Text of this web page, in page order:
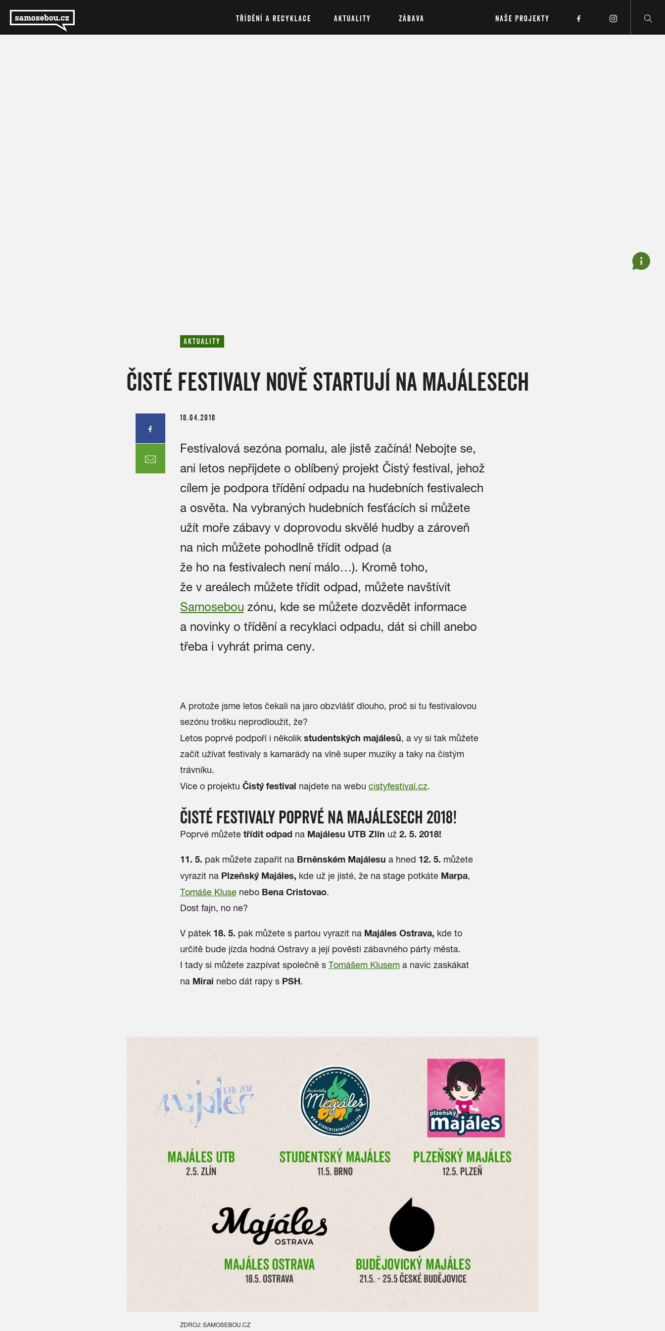
TŘÍDĚNÍ A RECYKLACE AKTUALITY ZÁBAVA NAŠE PROJEKTY
AKTUALITY
ČISTÉ FESTIVALY NOVĚ STARTUJÍ NA MAJÁLESECH
18.04.2018
Festivalová sezóna pomalu, ale jistě začíná! Nebojte se,
ani letos nepřijdete o oblíbený projekt Čistý festival, jehož
cílem je podpora třídění odpadu na hudebních festivalech
a osvěta. Na vybraných hudebních fesťácích si můžete
užít moře zábavy v doprovodu skvělé hudby a zároveň
na nich můžete pohodlně třídit odpad (a
že ho na festivalech není málo…). Kromě toho,
že v areálech můžete třídit odpad, můžete navštívit
Samosebou zónu, kde se můžete dozvědět informace
a novinky o třídění a recyklaci odpadu, dát si chill anebo
třeba i vyhrát prima ceny.
A protože jsme letos čekali na jaro obzvlášť dlouho, proč si tu festivalovou
sezónu trošku neprodloužit, že?
Letos poprvé podpoří i několik studentských majálesů, a vy si tak můžete
začít užívat festivaly s kamarády na vlně super muziky a taky na čistým
trávníku.
Více o projektu Čistý festival najdete na webu cistyfestival.cz.
ČISTÉ FESTIVALY POPRVÉ NA MAJÁLESECH 2018!
Poprvé můžete třídit odpad naMajálesu UTB Zlín už 2. 5. 2018!
11. 5. pak můžete zapařit na Brněnském Majálesu a hned 12. 5. můžete
vyrazit na Plzeňský Majáles, kde už je jisté, že na stage potkáte Marpa,
Tomáše Klusenebo Bena Cristovao.
Dost fajn, no ne?
V pátek 18. 5. pak můžete s partou vyrazit naMajáles Ostrava, kde to
určitě bude jízda hodná Ostravy a její pověsti zábavného párty města.
I tady si můžete zazpívat společně s Tomášem Klusema navíc zaskákat
na Mirai nebo dát rapy s PSH.
ZDROJ: SAMOSEBOU.CZ